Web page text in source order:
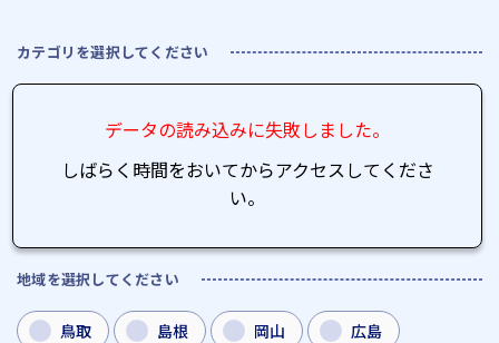
カテゴリを選択してください
データの読み込みに失敗しました。
しばらく時間をおいてからアクセスしてくださ
い。
地域を選択してください
鳥取 島根 岡山 広島